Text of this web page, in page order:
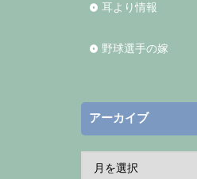
耳より情報
野球選手の嫁
アーカイブ